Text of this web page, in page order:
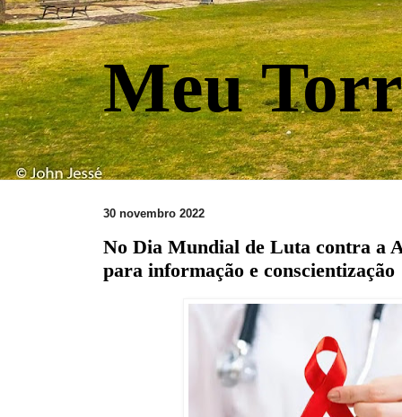
Meu
30 novembro 2022
No Dia Mundial de Luta contra a
para informação e conscientização